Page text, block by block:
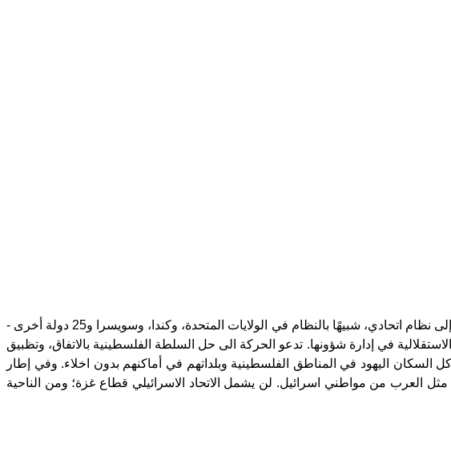
تقترح خطة الاتحاد توجهًا سياسيًا جديدًا للنزاع اليهودي- العربي الفلسطيني. تدعو الخطة إلى تغيير نظام الحكم في إسرائيل إلى نظام اتحادي، شبيهًا بالنظام في الولايات المتحدة، وكندا، وسويسرا و25 دولة أخرى -
في إدارة شؤونها. تدعو الحركة الى حل السلطة الفلسطينية بالاتفاق، وتظبيق
كل السكان اليهود في المناطق الفلسطينية وبلداتهم في أماكنهم بدون اخلاء. وفي إطار
العرب من مواطني اسرائيل. لن يشمل الاتحاد الاسرائيلي قطاع غزة؛ ومن الناحية